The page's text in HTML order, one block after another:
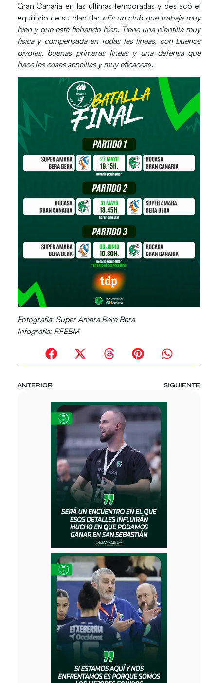
Gran Canaria en las últimas temporadas y destacó el
equilibrio de su plantilla: «Es un club que trabaja muy
bien y que está fichando bien. Tiene una plantilla muy
física y compensada en todas las líneas, con buenos
pivotes, buenas primeras líneas y una defensa que
hace las cosas sencillas y muy eficaces».
Fotografía: Super Amara Bera Bera
Infografía: RFEBM
ANTERIOR SIGUIENTE